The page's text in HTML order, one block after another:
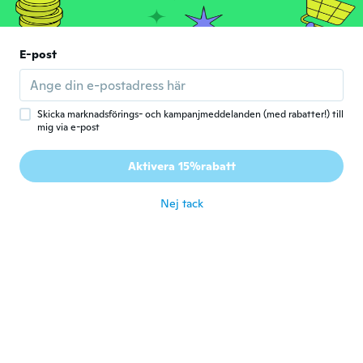
L Gick med 2017 · 14 recensioner · 3 uppladdningar
Se ajustan perfectamente. Muy contenta
Johanna
Gick med 2015 · 123 recensioner
E-post
Skicka marknadsförings- och kampanjmeddelanden (med rabatter!) till
mig via e-post
Aktivera 15%rabatt
Nej tack